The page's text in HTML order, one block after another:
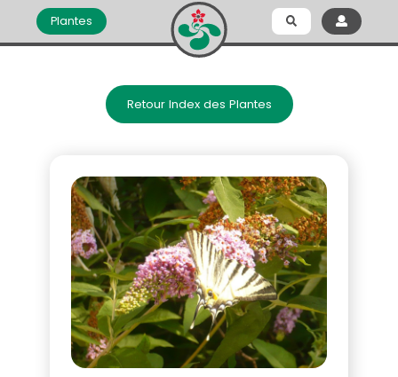
Plantes
Retour Index des Plantes